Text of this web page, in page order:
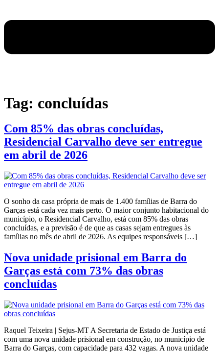
Tag: concluídas
Com 85% das obras concluídas,
Residencial Carvalho deve ser entregue
em abril de 2026
O sonho da casa própria de mais de 1.400 famílias de Barra do
Garças está cada vez mais perto. O maior conjunto habitacional do
município, o Residencial Carvalho, está com 85% das obras
concluídas, e a previsão é de que as casas sejam entregues às
famílias no mês de abril de 2026. As equipes responsáveis […]
Nova unidade prisional em Barra do
Garças está com 73% das obras
concluídas
Raquel Teixeira | Sejus-MT A Secretaria de Estado de Justiça está
com uma nova unidade prisional em construção, no município de
Barra do Garças, com capacidade para 432 vagas. A nova unidade